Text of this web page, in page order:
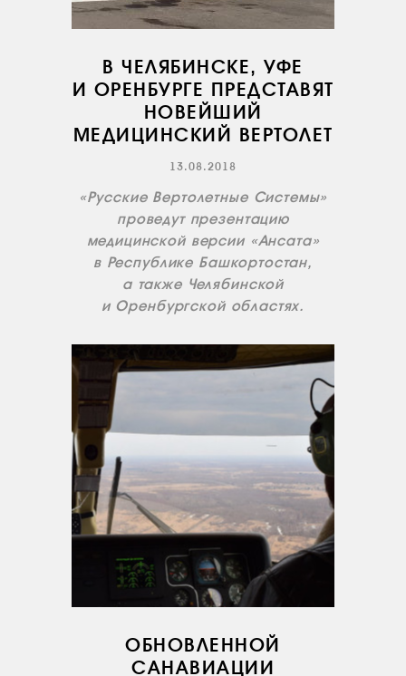
В ЧЕЛЯБИНСКЕ, УФЕ
И ОРЕНБУРГЕ ПРЕДСТАВЯТ
НОВЕЙШИЙ
МЕДИЦИНСКИЙ ВЕРТОЛЕТ
13.08.2018
«Русские Вертолетные Системы»
проведут презентацию
медицинской версии «Ансата»
в Республике Башкортостан,
а также Челябинской
и Оренбургской областях.
ОБНОВЛЕННОЙ
САНАВИАЦИИ